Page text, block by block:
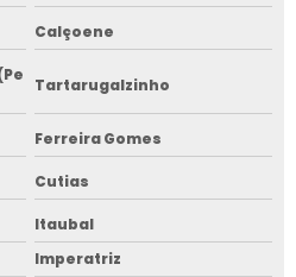
Calçoene
Tartarugalzinho
Ferreira Gomes
Cutias
Itaubal
Imperatriz